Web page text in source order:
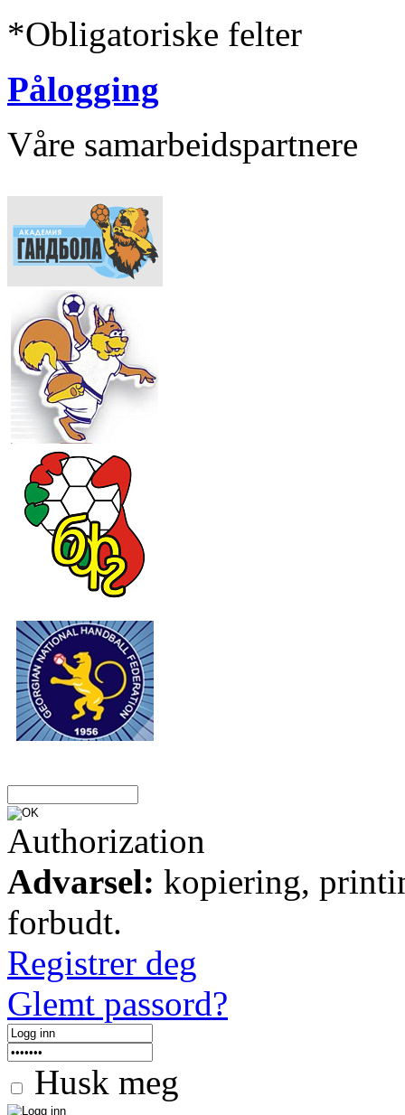
*Obligatoriske felter
Pålogging
Våre samarbeidspartnere
Authorization
Advarsel: kopiering,
forbudt.
Registrer deg
Glemt passord?
Husk meg